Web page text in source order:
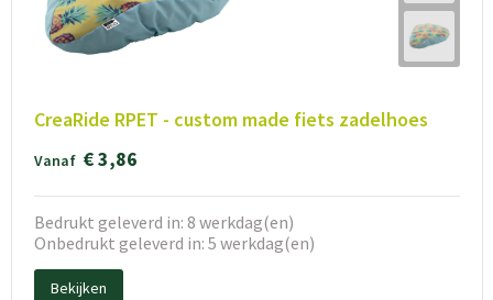
CreaRide RPET - custom made fiets zadelhoes
Vanaf € 3,86
Bedrukt geleverd in: 8 werkdag(en)
Onbedrukt geleverd in: 5 werkdag(en)
Bekijken